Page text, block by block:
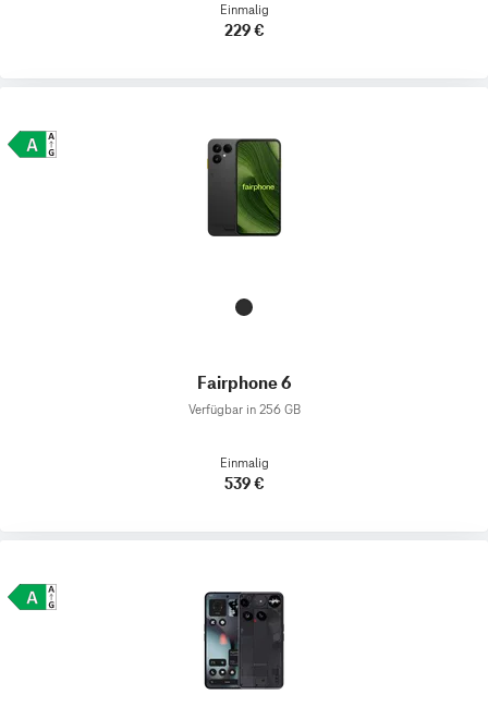
Einmalig
229 €
Fairphone 6
Verfügbar in 256 GB
Einmalig
539 €